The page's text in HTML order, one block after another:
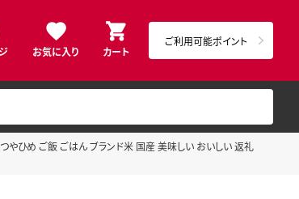
お気に入り カート
ご利用可能ポイント
ひめ ご飯 ごはん ブランド米 国産 美味しい おいしい 返礼